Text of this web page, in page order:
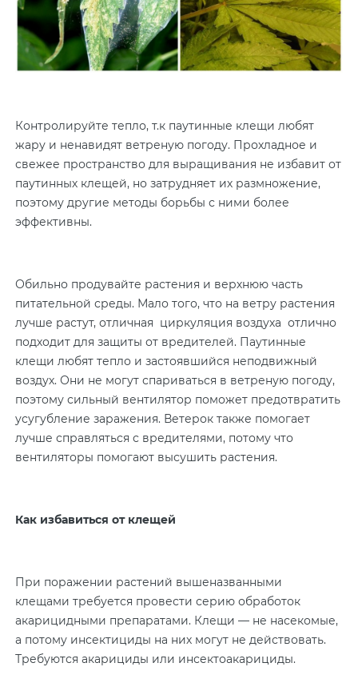
Контролируйте тепло, т.к паутинные клещи любят
жару и ненавидят ветреную погоду. Прохладное и
свежее пространство для выращивания не избавит от
паутинных клещей, но затрудняет их размножение,
поэтому другие методы борьбы с ними более
эффективны.
Обильно продувайте растения и верхнюю часть
питательной среды. Мало того, что на ветру растения
лучше растут, отличная циркуляция воздуха отлично
подходит для защиты от вредителей. Паутинные
клещи любят тепло и застоявшийся неподвижный
воздух. Они не могут спариваться в ветреную погоду,
поэтому сильный вентилятор поможет предотвратить
усугубление заражения. Ветерок также помогает
лучше справляться с вредителями, потому что
вентиляторы помогают высушить растения.
Как избавиться от клещей
При поражении растений вышеназванными
клещами требуется провести серию обработок
акарицидными препаратами. Клещи — не насекомые,
а потому инсектициды на них могут не действовать.
Требуются акарициды или инсектоакарициды.